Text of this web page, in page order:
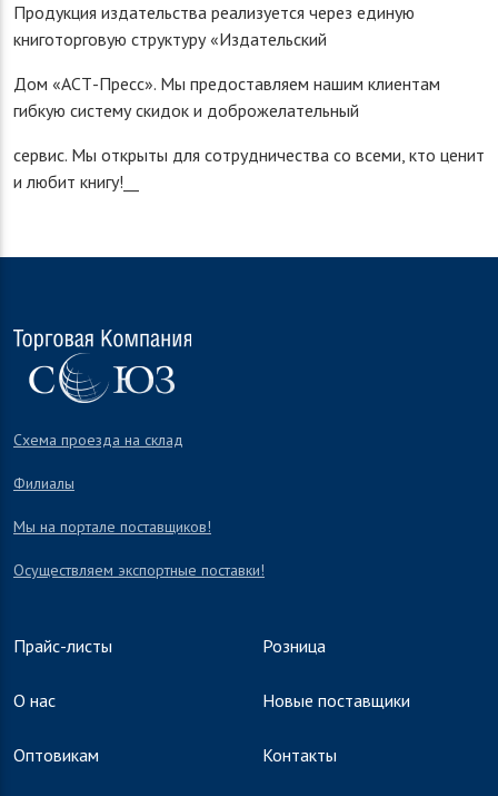
Продукция издательства реализуется через единую
книготорговую структуру «Издательский
Дом «АСТ-Пресс». Мы предоставляем нашим клиентам
гибкую систему скидок и доброжелательный
сервис. Мы открыты для сотрудничества со всеми, кто ценит
и любит книгу!__
Схема проезда на склад
Филиалы
Мы на портале поставщиков!
Осуществляем экспортные поставки!
Прайс-листы
О нас
Оптовикам
Розница
Новые поставщики
Контакты